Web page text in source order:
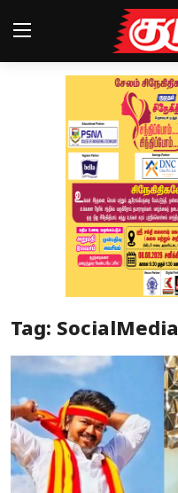
Magazines
Special Story
Business
Crime
Tag: SocialMedia